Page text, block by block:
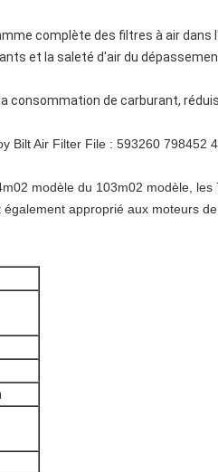
complète des filtres à air
et la saleté d'air du
consommation de carburant,
Bilt Air Filter File : 593260 798452
modèle du 103m02 modèle, les
approprié aux moteurs